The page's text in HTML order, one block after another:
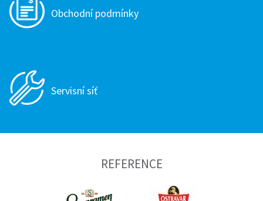
Obchodní podmínky
Servisní síť
REFERENCE